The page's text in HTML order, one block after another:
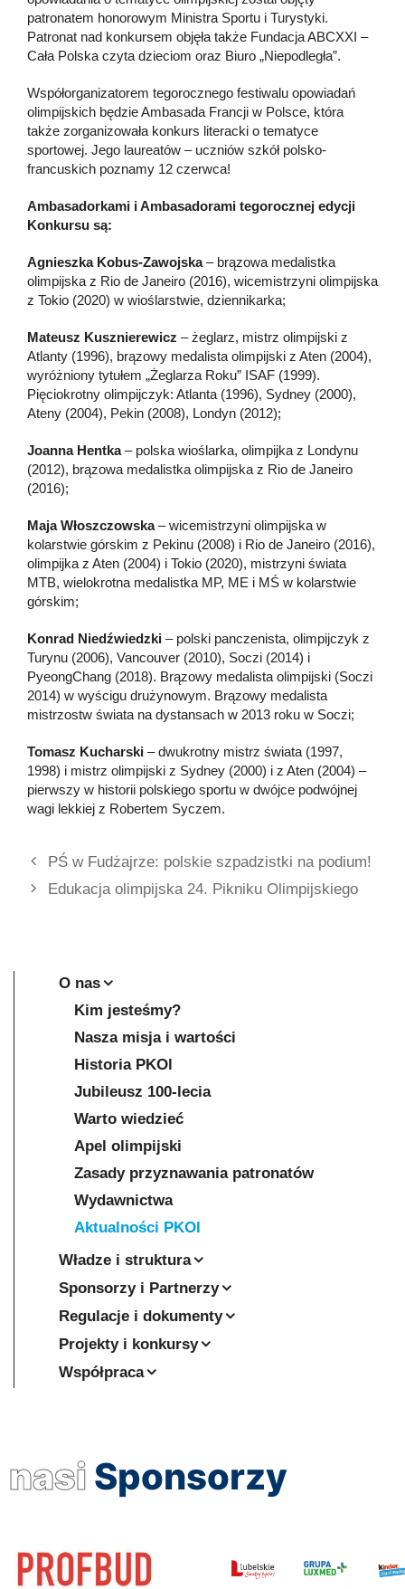
patronatem honorowym Ministra Sportu i Turystyki.
Patronat nad konkursem objęła także Fundacja ABCXXI –
Cała Polska czyta dzieciom oraz Biuro „Niepodległa”.
Współorganizatorem tegorocznego festiwalu opowiadań
olimpijskich będzie Ambasada Francji w Polsce, która
także zorganizowała konkurs literacki o tematyce
sportowej. Jego laureatów – uczniów szkół polsko-
francuskich poznamy 12 czerwca!
Ambasadorkami i Ambasadorami tegorocznej edycji
Konkursu są:
Agnieszka Kobus-Zawojska– brązowa medalistka
olimpijska z Rio de Janeiro (2016), wicemistrzyni olimpijska
z Tokio (2020) w wioślarstwie, dziennikarka;
Mateusz Kusznierewicz – żeglarz, mistrz olimpijski z
Atlanty (1996), brązowy medalista olimpijski z Aten (2004),
wyróżniony tytułem „Żeglarza Roku” ISAF (1999).
Pięciokrotny olimpijczyk: Atlanta (1996), Sydney (2000),
Ateny (2004), Pekin (2008), Londyn (2012);
Joanna Hentka– polska wioślarka, olimpijka z Londynu
(2012), brązowa medalistka olimpijska z Rio de Janeiro
(2016);
Maja Włoszczowska– wicemistrzyni olimpijska w
kolarstwie górskim z Pekinu (2008) i Rio de Janeiro (2016),
olimpijka z Aten (2004) i Tokio (2020), mistrzyni świata
MTB, wielokrotna medalistka MP, ME i MŚ w kolarstwie
górskim;
Konrad Niedźwiedzki – polski panczenista, olimpijczyk z
Turynu (2006), Vancouver (2010), Soczi (2014) i
PyeongChang (2018). Brązowy medalista olimpijski (Soczi
2014) w wyścigu drużynowym. Brązowy medalista
mistrzostw świata na dystansach w 2013 roku w Soczi;
Tomasz Kucharski – dwukrotny mistrz świata (1997,
1998) i mistrz olimpijski z Sydney (2000) i z Aten (2004) –
pierwszy w historii polskiego sportu w dwójce podwójnej
wagi lekkiej z Robertem Syczem.
PŚ w Fudżajrze: polskie szpadzistki na podium!
Edukacja olimpijska 24. Pikniku Olimpijskiego
O nas
Kim jesteśmy?
Nasza misja i wartości
Historia PKOl
Jubileusz 100-lecia
Warto wiedzieć
Apel olimpijski
Zasady przyznawania patronatów
Wydawnictwa
Aktualności PKOl
Władze i struktura
Sponsorzy i Partnerzy
Regulacje i dokumenty
Projekty i konkursy
Współpraca
nasi Sponsorzy